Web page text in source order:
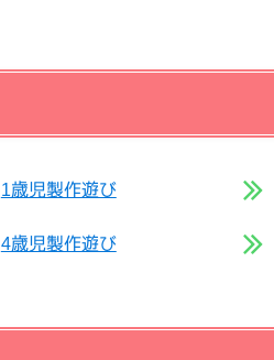
1歳児製作遊び
4歳児製作遊び